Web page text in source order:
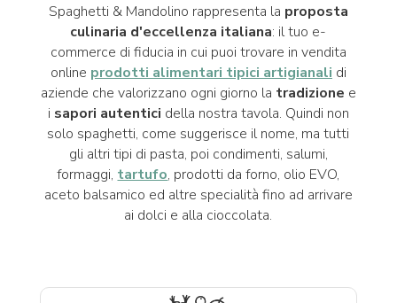
Spaghetti & Mandolino rappresenta la proposta
culinaria d'eccellenza italiana: il tuo e-
commerce di fiducia in cui puoi trovare in vendita
online prodotti alimentari tipici artigianali di
aziende che valorizzano ogni giorno la tradizione e
i sapori autentici della nostra tavola. Quindi non
solo spaghetti, come suggerisce il nome, ma tutti
gli altri tipi di pasta, poi condimenti, salumi,
formaggi, tartufo, prodotti da forno, olio EVO,
aceto balsamico ed altre specialità fino ad arrivare
ai dolci e alla cioccolata.